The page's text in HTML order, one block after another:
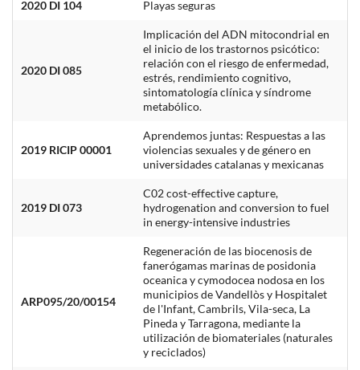
2020 DI 104 Playas seguras
2020 DI 085
Implicación del ADN mitocondrial en
el inicio de los trastornos psicótico:
relación con el riesgo de enfermedad,
estrés, rendimiento cognitivo,
sintomatología clínica y síndrome
metabólico.
2019 RICIP 00001
Aprendemos juntas: Respuestas a las
violencias sexuales y de género en
universidades catalanas y mexicanas
2019 DI 073
C02 cost-effective capture,
hydrogenation and conversion to fuel
in energy-intensive industries
ARP095/20/00154
Regeneración de las biocenosis de
fanerógamas marinas de posidonia
oceanica y cymodocea nodosa en los
municipios de Vandellòs y Hospitalet
de l'Infant, Cambrils, Vila-seca, La
Pineda y Tarragona, mediante la
utilización de biomateriales (naturales
y reciclados)